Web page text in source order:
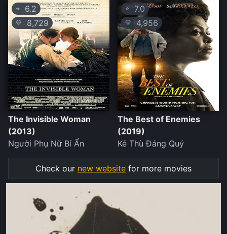
⭐ 6.2
💛 8,729
The Invisible Woman
(2013)
Người Phụ Nữ Bí Ẩn
⭐ 7.0
💛 4,956
The Best of Enemies
(2019)
Kẻ Thù Đáng Quý
Check our new website for more movies